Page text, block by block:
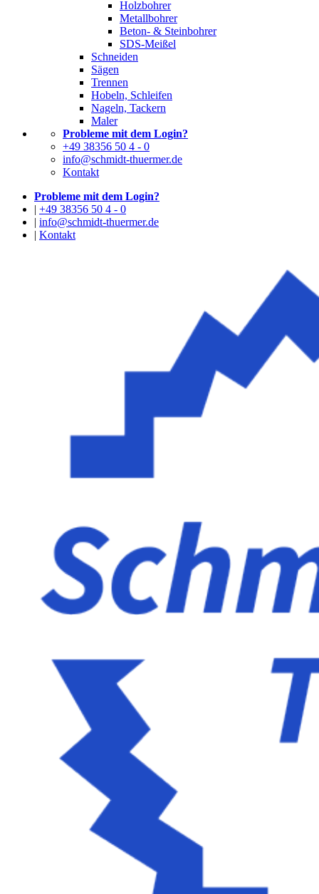
Holzbohrer
Metallbohrer
Beton- & Steinbohrer
SDS-Meißel
Schneiden
Sägen
Trennen
Hobeln, Schleifen
Nageln, Tackern
Maler
Probleme mit dem Login?
+49 38356 50 4 - 0
info@schmidt-thuermer.de
Kontakt
Probleme mit dem Login?
| +49 38356 50 4 - 0
| info@schmidt-thuermer.de
| Kontakt